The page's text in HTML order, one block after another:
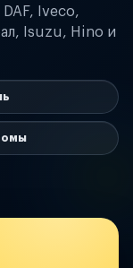
Iveco,
Isuzu, Hino и